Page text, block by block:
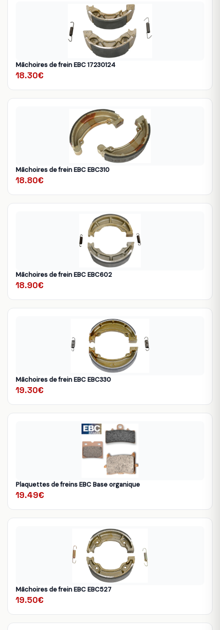
Mâchoires de frein EBC 17230124
18.30€
Mâchoires de frein EBC EBC310
18.80€
Mâchoires de frein EBC EBC602
18.90€
Mâchoires de frein EBC EBC330
19.30€
Plaquettes de freins EBC Base organique
19.49€
Mâchoires de frein EBC EBC527
19.50€